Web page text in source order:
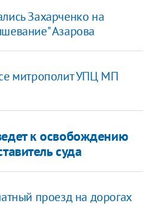
Захарченко на
Азарова
митрополит УПЦ МП
к освобождению
суда
проезд на дорогах